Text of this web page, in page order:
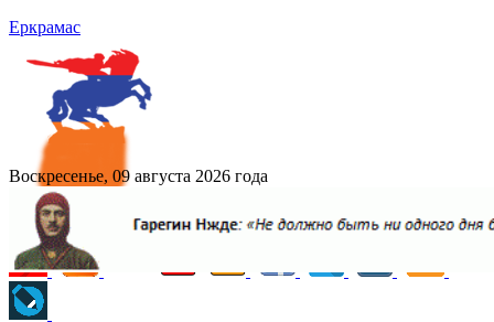
Еркрамас
Воскресенье, 09 августа 2026 года